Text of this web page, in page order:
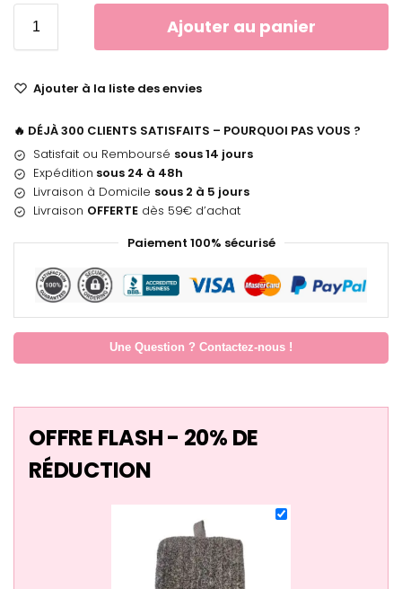
Ajouter au panier
Ajouter à la liste des envies
🔥 DÉJÀ 300 CLIENTS SATISFAITS – POURQUOI PAS VOUS ?
Satisfait ou Remboursé sous 14 jours
Expédition sous 24 à 48h
Livraison à Domicile sous 2 à 5 jours
Livraison OFFERTE dès 59€ d’achat
Paiement 100% sécurisé
Une Question ? Contactez-nous !
OFFRE FLASH - 20% DE
RÉDUCTION